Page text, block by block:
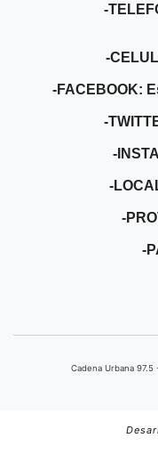
-
-
-FACEBOOK:
-
-
-
-
-
Cadena Urbana